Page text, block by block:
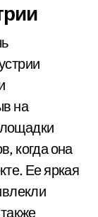
на
когда она
Ее яркая